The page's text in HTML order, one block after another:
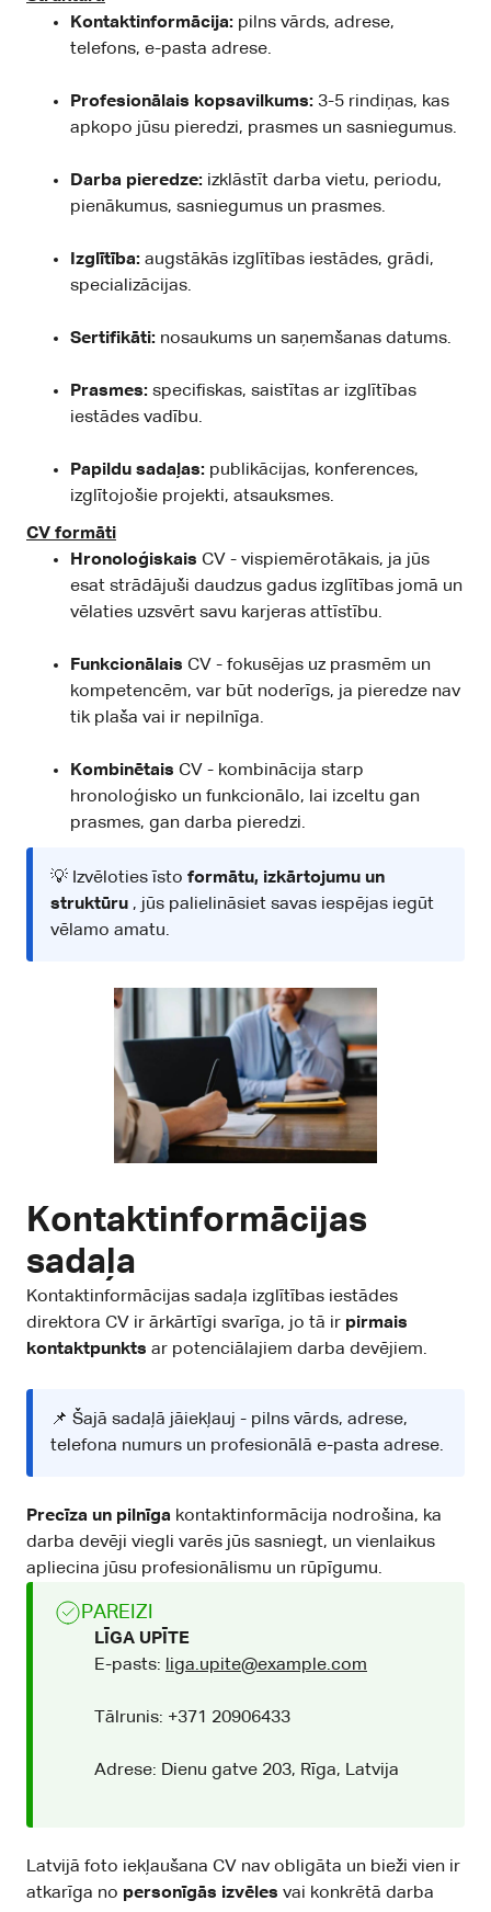
Kontaktinformācija: pilns vārds, adrese,
telefons, e-pasta adrese.
Profesionālais kopsavilkums: 3-5 rindiņas, kas
apkopo jūsu pieredzi, prasmes un sasniegumus.
Darba pieredze: izklāstīt darba vietu, periodu,
pienākumus, sasniegumus un prasmes.
Izglītība: augstākās izglītības iestādes, grādi,
specializācijas.
Sertifikāti: nosaukums un saņemšanas datums.
Prasmes: specifiskas, saistītas ar izglītības
iestādes vadību.
Papildu sadaļas: publikācijas, konferences,
izglītojošie projekti, atsauksmes.
CV formāti
Hronoloģiskais CV - vispiemērotākais, ja jūs
esat strādājuši daudzus gadus izglītības jomā un
vēlaties uzsvērt savu karjeras attīstību.
Funkcionālais CV - fokusējas uz prasmēm un
kompetencēm, var būt noderīgs, ja pieredze nav
tik plaša vai ir nepilnīga.
Kombinētais CV - kombinācija starp
hronoloģisko un funkcionālo, lai izceltu gan
prasmes, gan darba pieredzi.
💡 Izvēloties īsto formātu, izkārtojumu un
struktūru , jūs palielināsiet savas iespējas iegūt
vēlamo amatu.
Kontaktinformācijas
sadaļa
Kontaktinformācijas sadaļa izglītības iestādes
direktora CV ir ārkārtīgi svarīga, jo tā ir pirmais
kontaktpunkts ar potenciālajiem darba devējiem.
📌 Šajā sadaļā jāiekļauj - pilns vārds, adrese,
telefona numurs un profesionālā e-pasta adrese.
Precīza un pilnīga kontaktinformācija nodrošina, ka
darba devēji viegli varēs jūs sasniegt, un vienlaikus
apliecina jūsu profesionālismu un rūpīgumu.
PAREIZI
LĪGA UPĪTE
E-pasts:
liga.upite@example.com
Tālrunis: +371 20906433
Adrese: Dienu gatve 203, Rīga, Latvija
Latvijā foto iekļaušana CV nav obligāta un bieži vien ir
atkarīga no personīgās izvēles vai konkrētā darba